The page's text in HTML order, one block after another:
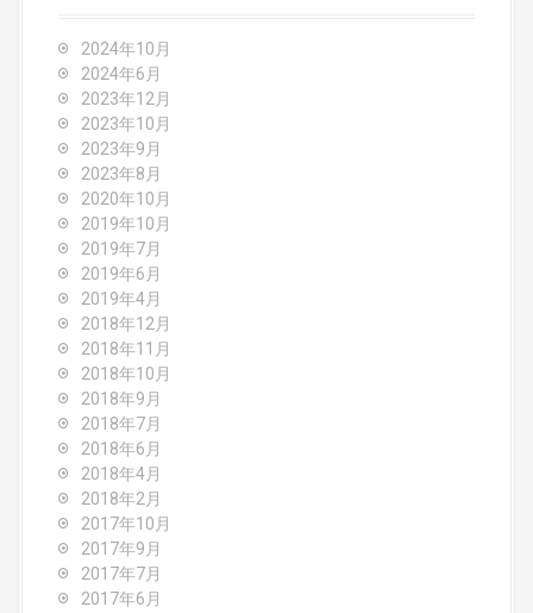
2024年10月
2024年6月
2023年12月
2023年10月
2023年9月
2023年8月
2020年10月
2019年10月
2019年7月
2019年6月
2019年4月
2018年12月
2018年11月
2018年10月
2018年9月
2018年7月
2018年6月
2018年4月
2018年2月
2017年10月
2017年9月
2017年7月
2017年6月